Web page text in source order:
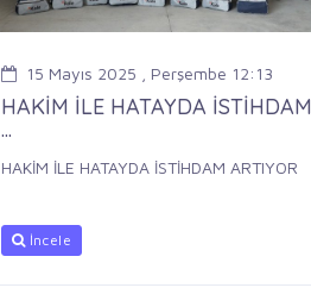
15 Mayıs 2025 , Perşembe 12:13
HAKİM İLE HATAYDA İSTİHDAM
...
HAKİM İLE HATAYDA İSTİHDAM ARTIYOR
İncele